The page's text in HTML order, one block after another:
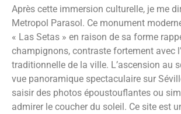
Après cette immersion culturelle, je me
Metropol Parasol. Ce monument
« Las Setas » en raison de sa forme
champignons, contraste fortement avec
traditionnelle de la ville. L’ascension au
vue panoramique spectaculaire sur
saisir des photos époustouflantes ou
admirer le coucher du soleil. Ce site est